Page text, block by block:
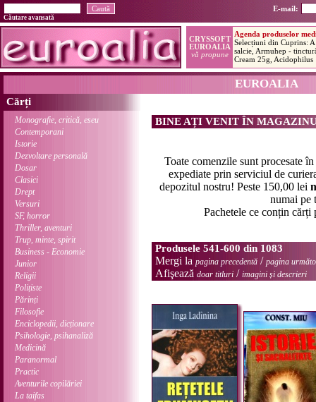
E-mail:
Căutare avansată
EUROALIA
Cărți
Monografie, critică, eseu
Contemporani
Istorie
Dezvoltare personală
Dosar
Clasici
Drept
Versuri
SF, horror
Thriller, aventuri
Trup, minte, spirit
Business - Economie
Junior
Religii
Polițiste
Părinți
Filosofie
Enciclopedii, dicționare
Psihologie, psihanaliză
Medicină
Paranormal
Practic
Aventurile copilăriei
La taifas
BINE AȚI VENIT ÎN
Toate comenzile sunt procesate în
expediate prin serviciul de
depozitul nostru! Peste 150,00 lei
numai pe
Pachetele ce conțin cărți
Produsele 541-600 din 1083
Mergi la pagina precedentă / pagina
Afişează doar titluri / imagini și descrieri